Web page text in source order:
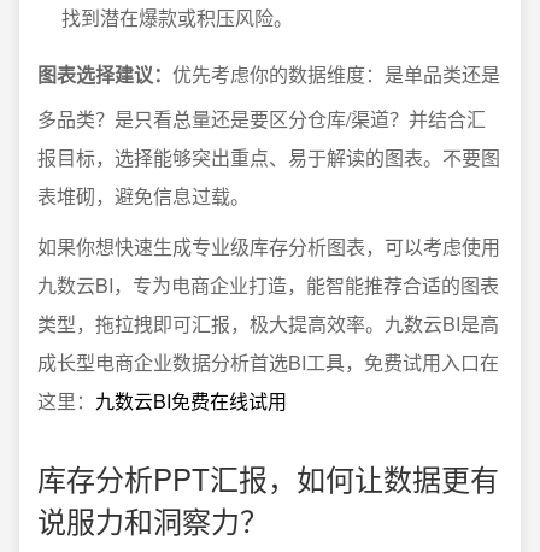
找到潜在爆款或积压风险。
图表选择建议： 优先考虑你的数据维度：是单品类还是
多品类？是只看总量还是要区分仓库/渠道？并结合汇
报目标，选择能够突出重点、易于解读的图表。不要图
表堆砌，避免信息过载。
如果你想快速生成专业级库存分析图表，可以考虑使用
九数云BI，专为电商企业打造，能智能推荐合适的图表
类型，拖拉拽即可汇报，极大提高效率。九数云BI是高
成长型电商企业数据分析首选BI工具，免费试用入口在
这里： 九数云BI免费在线试用
库存分析PPT汇报，如何让数据更有
说服力和洞察力？